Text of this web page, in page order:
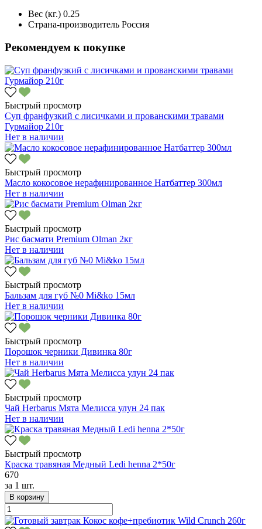
Вес (кг.) 0.25
Страна-производитель Россия
Рекомендуем к покупке
Быстрый просмотр
Суп франфузкий с лисичками и прованскими травами
Гурмайор 210г
Нет в наличии
Быстрый просмотр
Масло кокосовое нерафинированное Натбаттер 300мл
Нет в наличии
Быстрый просмотр
Рис басмати Premium Olman 2кг
Нет в наличии
Быстрый просмотр
Бальзам для губ №0 Mi&ko 15мл
Нет в наличии
Быстрый просмотр
Порошок черники Дивинка 80г
Нет в наличии
Быстрый просмотр
Чай Herbarus Мята Мелисса улун 24 пак
Нет в наличии
Быстрый просмотр
Краска травяная Медный Ledi henna 2*50г
670
за 1 шт.
В корзину